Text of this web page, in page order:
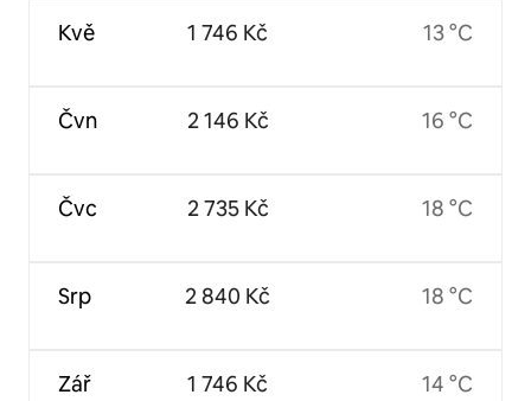
Kvě
Čvn
Čvc
Srp
Zář
1 746 Kč
2 146 Kč
2 735 Kč
2 840 Kč
1 746 Kč
13 °C
16 °C
18 °C
18 °C
14 °C